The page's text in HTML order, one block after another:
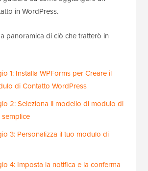
in WordPress.
panoramica di ciò che tratterò in
1: Installa WPForms per Creare il
di Contatto WordPress
2: Seleziona il modello di modulo di
3: Personalizza il tuo modulo di
4: Imposta la notifica e la conferma